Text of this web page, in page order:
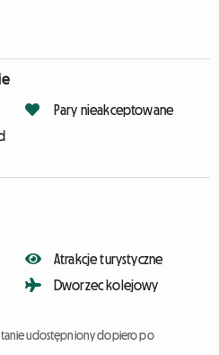
Pary nieakceptowane
Atrakcje turystyczne
Dworzec kolejowy
udostępniony dopiero po